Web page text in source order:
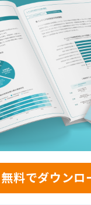
無料でダウンロ